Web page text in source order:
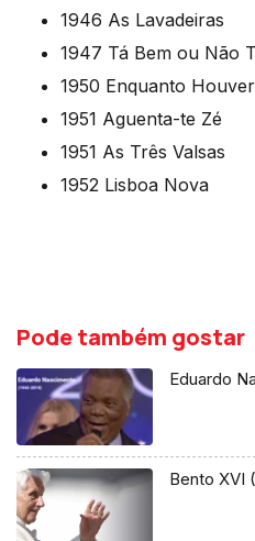
1946 As Lavadeiras
1947 Tá Bem ou Não
1950 Enquanto
1951 Aguenta-te Zé
1951 As Três Valsas
1952 Lisboa Nova
Pode também gostar
Eduardo
Bento XVI